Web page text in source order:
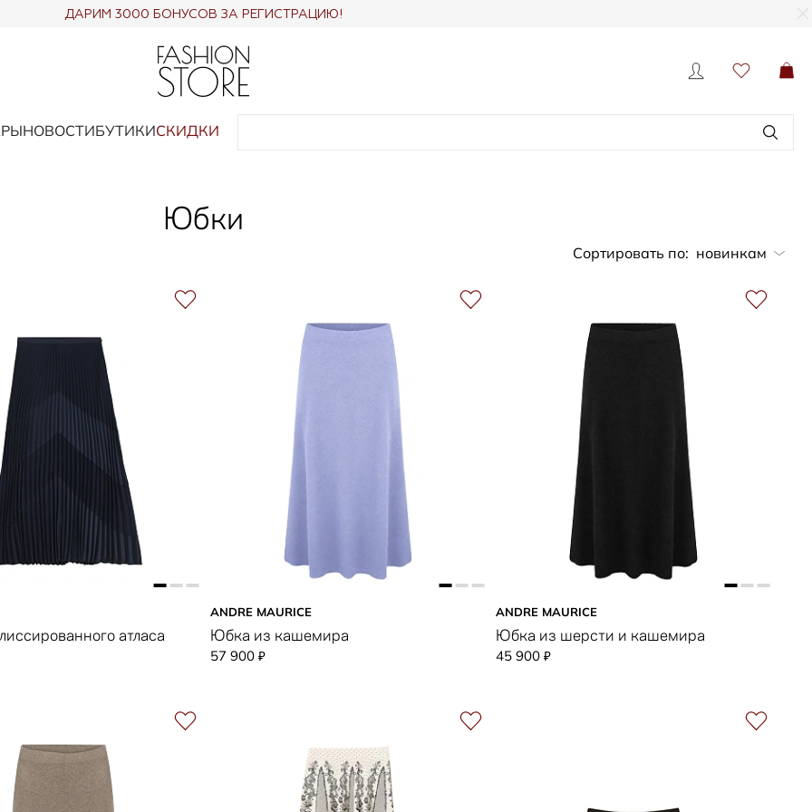
ДАРИМ 3000 БОНУСОВ ЗА РЕГИСТРАЦИЮ!
НОВОСТИБУТИКИСКИДКИ
Юбки
Сортировать по: новинкам
атласа
ANDRE MAURICE
Юбка из кашемира
57 900 ₽
ANDRE MAURICE
Юбка из шерсти и кашемира
45 900 ₽